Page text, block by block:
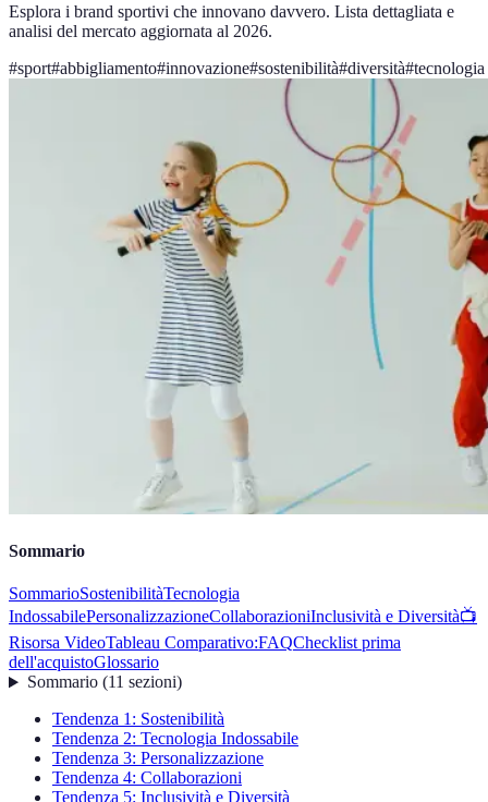
Esplora i brand sportivi che innovano davvero. Lista dettagliata e
analisi del mercato aggiornata al 2026.
#sport#abbigliamento#innovazione#sostenibilità#diversità#tecnologia
Sommario
SommarioSostenibilitàTecnologia
IndossabilePersonalizzazioneCollaborazioniInclusività e Diversità📺
Risorsa VideoTableau Comparativo:FAQChecklist prima
dell'acquistoGlossario
Sommario(11 sezioni)
Tendenza 1: Sostenibilità
Tendenza 2: Tecnologia Indossabile
Tendenza 3: Personalizzazione
Tendenza 4: Collaborazioni
Tendenza 5: Inclusività e Diversità